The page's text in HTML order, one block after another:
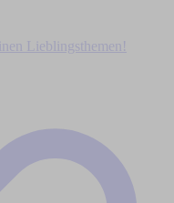
Lieblingsthemen!